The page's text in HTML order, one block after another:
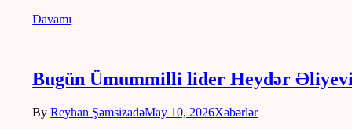
Davamı
Bugün Ümummilli lider Heydər
ByReyhan ŞəmsizadəMay 10, 2026Xəbərlər